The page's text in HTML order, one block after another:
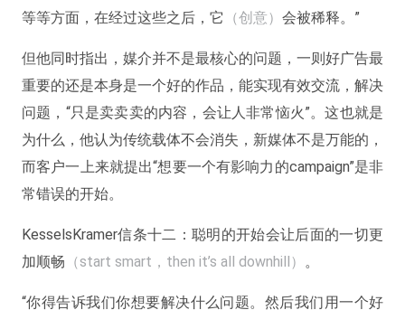
等等方面，在经过这些之后，它 （创意） 会被稀释。”
但他同时指出，媒介并不是最核心的问题，一则好广告最
重要的还是本身是一个好的作品，能实现有效交流，解决
问题，“只是卖卖卖的内容，会让人非常恼火”。这也就是
为什么，他认为传统载体不会消失，新媒体不是万能的，
而客户一上来就提出“想要一个有影响力的campaign”是非
常错误的开始。
KesselsKramer信条十二：聪明的开始会让后面的一切更
加顺畅 （start smart，then it’s all downhill） 。
“你得告诉我们你想要解决什么问题。然后我们用一个好